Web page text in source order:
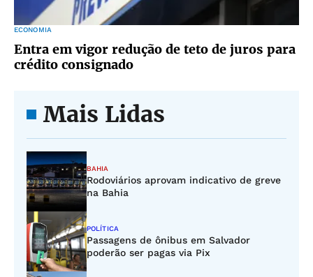
ECONOMIA
Entra em vigor redução de teto de juros para
crédito consignado
Mais Lidas
BAHIA
Rodoviários aprovam indicativo de greve
na Bahia
POLÍTICA
Passagens de ônibus em Salvador
poderão ser pagas via Pix